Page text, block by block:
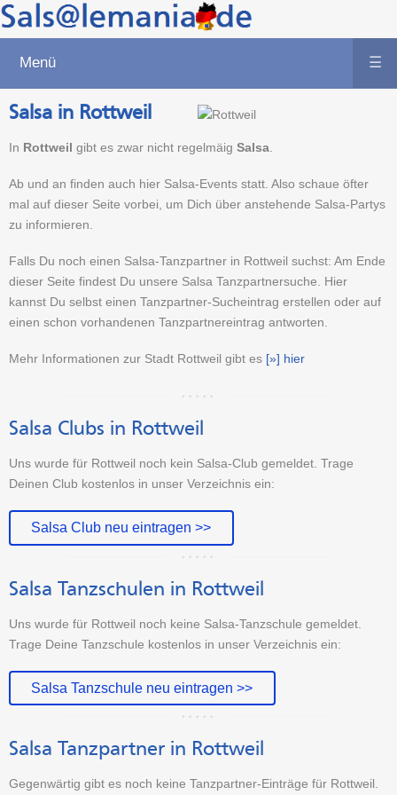
Menü ☰
Salsa in Rottweil
In Rottweil gibt es zwar nicht regelmäig Salsa
Ab und an finden auch hier Salsa-Events statt. Also schaue öfter
mal auf dieser Seite vorbei, um Dich über anstehende Salsa-Partys
zu informieren.
Falls Du noch einen Salsa-Tanzpartner in Rottweil suchst: Am Ende
dieser Seite findest Du unsere Salsa Tanzpartnersuche. Hier
kannst Du selbst einen Tanzpartner-Sucheintrag erstellen oder auf
einen schon vorhandenen Tanzpartnereintrag antworten.
Mehr Informationen zur Stadt Rottweil gibt es [»] hier
Salsa Clubs in Rottweil
Uns wurde für Rottweil noch kein Salsa-Club gemeldet. Trage
Deinen Club kostenlos in unser Verzeichnis ein:
Salsa Club neu eintragen >>
Salsa Tanzschulen in Rottweil
Uns wurde für Rottweil noch keine Salsa-Tanzschule gemeldet.
Trage Deine Tanzschule kostenlos in unser Verzeichnis ein:
Salsa Tanzschule neu eintragen >>
Salsa Tanzpartner in Rottweil
Gegenwärtig gibt es noch keine Tanzpartner-Einträge für Rottweil.